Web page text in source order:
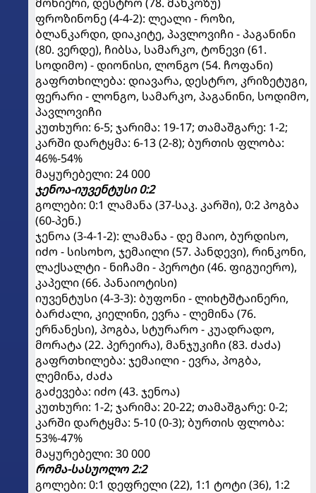
ფროზინონე (4-4-2): ლეალი - როზი,
ბლანკარდი, დიაკიტე, პავლოვიჩი - პაგანინი
(80. ვერდე), ჩიბსა, სამარკო, ტონევი (61.
სოდიმო) - დიონისი, ლონგო (54. ჩოფანი)
გაფრთხილება: დიავარა, დესტრო, კრიზეტუგი,
ფერარი - ლონგო, სამარკო, პაგანინი, სოდიმო,
პავლოვიჩი
კუთხური: 6-5; ჯარიმა: 19-17; თამაშგარე: 1-2;
კარში დარტყმა: 6-13 (2-8); ბურთის ფლობა:
46%-54%
მაყურებელი: 24 000
ჯენოა-იუვენტუსი 0:2
გოლები: 0:1 ლამანა (37-საკ. კარში), 0:2 პოგბა
(60-პენ.)
ჯენოა (3-4-1-2): ლამანა - დე მაიო, ბურდისო,
იძო - სისოხო, ჯემაილი (57. პანდევი), რინკონი,
ლაქსალტი - ნიჩამი - პეროტი (46. ფიგუიერო),
კაპელი (66. პანაიოტისი)
იუვენტუსი (4-3-3): ბუფონი - ლიხტშტაინერი,
ბარძალი, კიელინი, ევრა - ლემინა (76.
ერნანესი), პოგბა, სტურარო - კუადრადო,
მორატა (22. პერეირა), მანჯუკიჩი (83. ძაძა)
გაფრთხილება: ჯემაილი - ევრა, პოგბა,
ლემინა, ძაძა
გაძევება: იძო (43. ჯენოა)
კუთხური: 1-2; ჯარიმა: 20-22; თამაშგარე: 0-2;
კარში დარტყმა: 5-10 (0-3); ბურთის ფლობა:
53%-47%
მაყურებელი: 30 000
რომა-სასუოლო 2:2
გოლები: 0:1 დეფრელი (22), 1:1 ტოტი (36), 1:2